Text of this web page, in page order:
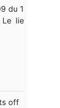
du 18
lien
off